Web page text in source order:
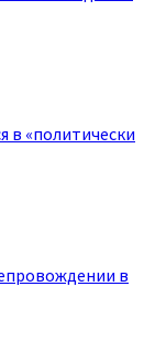
в «политически
в